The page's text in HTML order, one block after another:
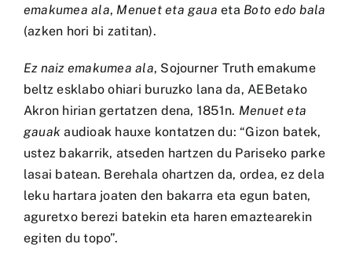
emakumea ala, Menuet eta gaua eta Boto edo bala
(azken hori bi zatitan).
Ez naiz emakumea ala, Sojourner Truth emakume
beltz esklabo ohiari buruzko lana da, AEBetako
Akron hirian gertatzen dena, 1851n. Menuet eta
gauak audioak hauxe kontatzen du: “Gizon batek,
ustez bakarrik, atseden hartzen du Pariseko parke
lasai batean. Berehala ohartzen da, ordea, ez dela
leku hartara joaten den bakarra eta egun baten,
aguretxo berezi batekin eta haren emaztearekin
egiten du topo”.